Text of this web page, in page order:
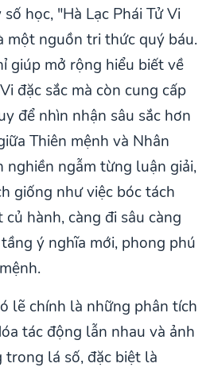
học, "Hà Lạc Phái Tử Vi
một nguồn tri thức quý báu.
giúp mở rộng hiểu biết về
đặc sắc mà còn cung cấp
để nhìn nhận sâu sắc hơn
Thiên mệnh và Nhân
nghiền ngẫm từng luận giải,
giống như việc bóc tách
hành, càng đi sâu càng
ý nghĩa mới, phong phú
lẽ chính là những phân tích
tác động lẫn nhau và ảnh
trong lá số, đặc biệt là